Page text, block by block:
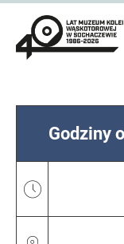
Godziny